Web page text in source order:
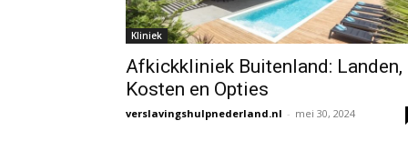
Kliniek
Afkickkliniek Buitenland: Landen,
Kosten en Opties
verslavingshulpnederland.nl - mei 30, 2024